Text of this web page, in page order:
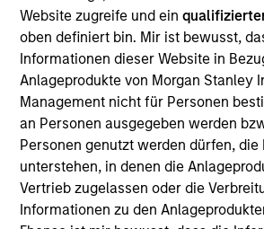
Website zugreife und ein
oben definiert bin. Mir ist bewusst,
Informationen dieser Website in
Anlageprodukte von Morgan Stanley
Management nicht für Personen
an Personen ausgegeben werden
Personen genutzt werden dürfen, die
unterstehen, in denen die
Vertrieb zugelassen oder die
Informationen zu den
swissgpf@morganstanley.com
Vertriebsteam